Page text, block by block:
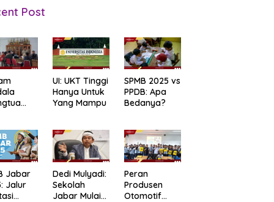
Post
Salah
Data
Lupa
UI: UKT Tinggi
Hanya Untuk
Yang Mampu
SPMB 2025 vs
PPDB: Apa
Bedanya?
Jabar
Jalur
Dedi Mulyadi:
Sekolah
Jabar Mulai
Peran
Produsen
Otomotif